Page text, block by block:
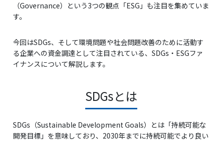
（Governance）という3つの観点「ESG」も注目を集めていま
す。
今回はSDGs、そして環境問題や社会問題改善のために活動す
る企業への資金調達として注目されている、SDGs・ESGファ
イナンスについて解説します。
SDGsとは
SDGs（Sustainable Development Goals）とは「持続可能な
開発目標」を意味しており、2030年までに持続可能でより良い